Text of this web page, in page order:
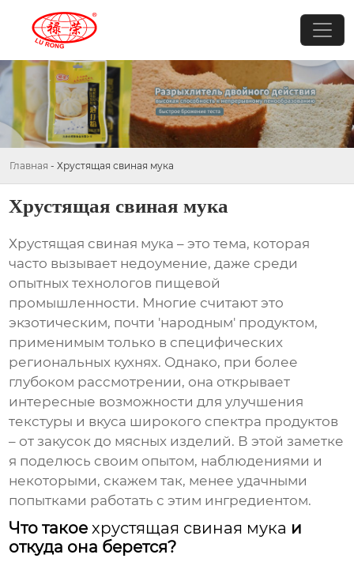
Главная - Хрустящая свиная мука
Хрустящая свиная мука
Хрустящая свиная мука – это тема, которая
часто вызывает недоумение, даже среди
опытных технологов пищевой
промышленности. Многие считают это
экзотическим, почти 'народным' продуктом,
применимым только в специфических
региональных кухнях. Однако, при более
глубоком рассмотрении, она открывает
интересные возможности для улучшения
текстуры и вкуса широкого спектра продуктов
– от закусок до мясных изделий. В этой заметке
я поделюсь своим опытом, наблюдениями и
некоторыми, скажем так, менее удачными
попытками работать с этим ингредиентом.
Что такоехрустящая свиная мука и
откуда она берется?